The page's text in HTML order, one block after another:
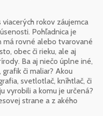
rokov záujemca
Pohľadnica je
má rovné alebo tvarované
obec či rieku, ale aj
Ba aj niečo úplne iné,
či maliar? Akou
svetlotlač, kníhtlač, či
vyrobili a komu je určená?
strane a z akého